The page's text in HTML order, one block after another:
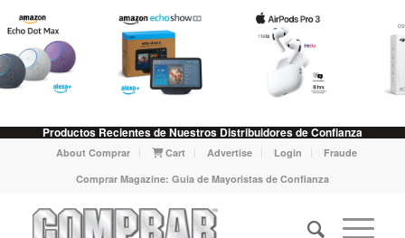
Productos Recientes de Nuestros Distribuidores de Confianza
About Comprar Cart Advertise Login
Fraude
Comprar Magazine: Guia de Mayoristas de Confianza